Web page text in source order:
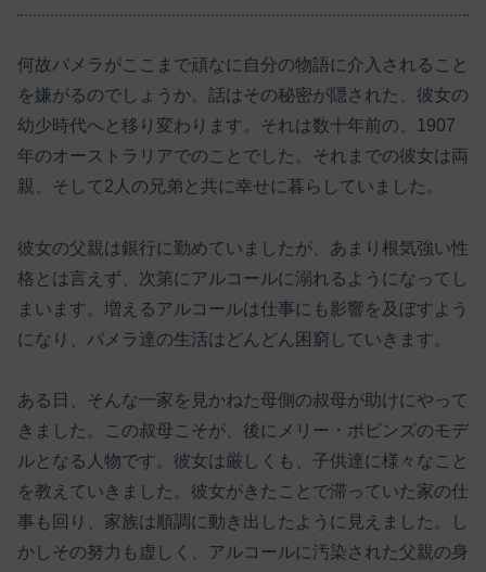
何故パメラがここまで頑なに自分の物語に介入されること
を嫌がるのでしょうか。話はその秘密が隠された、彼女の
幼少時代へと移り変わります。それは数十年前の、1907
年のオーストラリアでのことでした。それまでの彼女は両
親、そして2人の兄弟と共に幸せに暮らしていました。
彼女の父親は銀行に勤めていましたが、あまり根気強い性
格とは言えず、次第にアルコールに溺れるようになってし
まいます。増えるアルコールは仕事にも影響を及ぼすよう
になり、パメラ達の生活はどんどん困窮していきます。
ある日、そんな一家を見かねた母側の叔母が助けにやって
きました。この叔母こそが、後にメリー・ポピンズのモデ
ルとなる人物です。彼女は厳しくも、子供達に様々なこと
を教えていきました。彼女がきたことで滞っていた家の仕
事も回り、家族は順調に動き出したように見えました。し
かしその努力も虚しく、アルコールに汚染された父親の身